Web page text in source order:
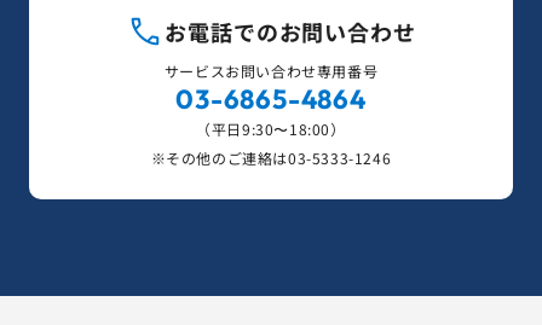
お電話でのお問い合わせ
サービスお問い合わせ専用番号
03-6865-4864
（平日9:30〜18:00）
※その他のご連絡は03-5333-1246